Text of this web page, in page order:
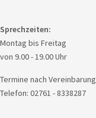
Sprechzeiten:
Montag bis Freitag
von 9.00 - 19.00 Uhr
Termine nach Vereinbarung
Telefon: 02761 - 8338287